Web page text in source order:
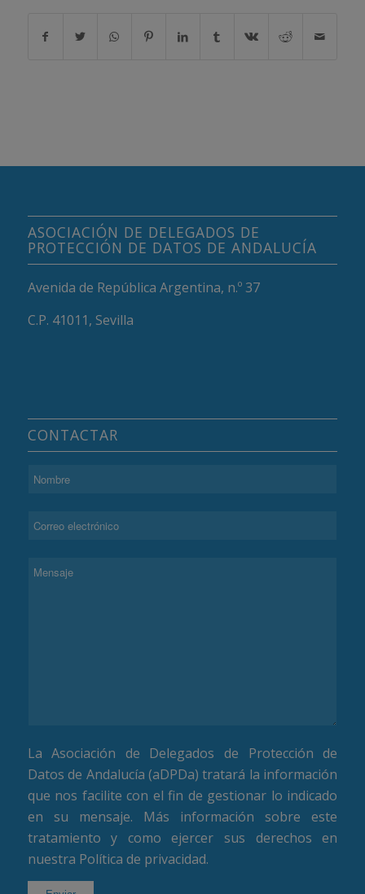
ASOCIACIÓN DE DELEGADOS DE
PROTECCIÓN DE DATOS DE ANDALUCÍA
Avenida de República Argentina, n.º 37
C.P. 41011, Sevilla
CONTACTAR
La Asociación de Delegados de Protección de
Datos de Andalucía (aDPDa) tratará la información
que nos facilite con el fin de gestionar lo indicado
en su mensaje. Más información sobre este
tratamiento y como ejercer sus derechos en
nuestra Política de privacidad.